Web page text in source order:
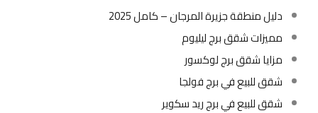
دليل منطقة جزيرة المرجان – كامل 2025
مميزات شقق برج ليليوم
مزايا شقق برج لوكسور
شقق للبيع في برج فولجا
شقق للبيع في برج ريد سكوير